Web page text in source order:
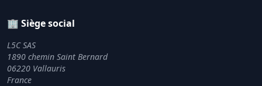
🏢 Siège social
L5C SAS
1890 chemin Saint Bernard
06220 Vallauris
France